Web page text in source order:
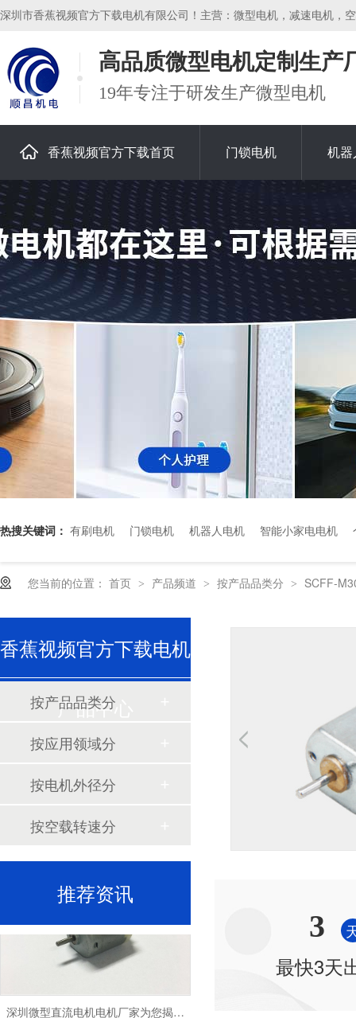
深圳市香蕉视频官方下载电机有限公司！主营：微型电机，减速电机，
高品质微型电机定制生产
19年专注于研发生产微型电机
香蕉视频官方下载首页 门锁电机 机器
关于香蕉视频官方下载
热搜关键词： 有刷电机 门锁电机 机器人电机 智能小家电电机
您当前的位置： 首页 > 产品频道 > 按产品品类分 > SCFF-
3
最快3天
香蕉视频官方下载电机
产品中心
按产品品类分
按应用领域分
按电机外径分
按空载转速分
推荐资讯
深圳香蕉视频久久下载电机厂家为您揭秘:了解减速电机的基本工作原理及性能参数
深圳微型直流电机电机厂家为您揭秘:微型直流电机的技术创新与市场应用